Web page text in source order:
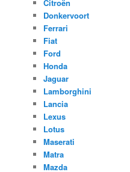
Citroën
Donkervoort
Ferrari
Fiat
Ford
Honda
Jaguar
Lamborghini
Lancia
Lexus
Lotus
Maserati
Matra
Mazda